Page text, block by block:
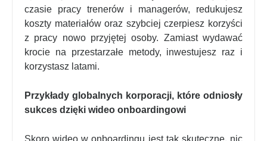
czasie pracy trenerów i managerów, redukujesz
koszty materiałów oraz szybciej czerpiesz korzyści
z pracy nowo przyjętej osoby. Zamiast wydawać
krocie na przestarzałe metody, inwestujesz raz i
korzystasz latami.
Przykłady globalnych korporacji, które odniosły
sukces dzięki wideo onboardingowi
Skoro wideo w onboardingu jest tak skuteczne, nic